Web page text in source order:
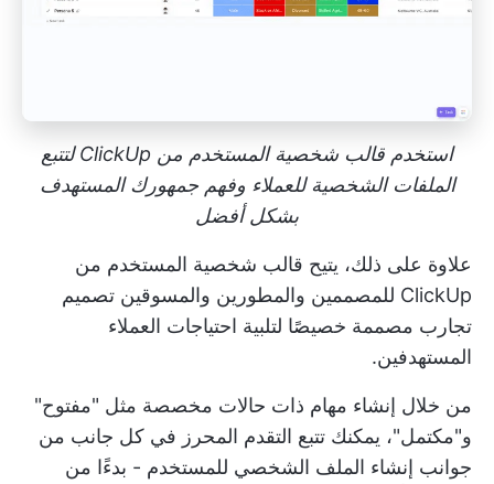
استخدم قالب شخصية المستخدم من ClickUp لتتبع
الملفات الشخصية للعملاء وفهم جمهورك المستهدف
بشكل أفضل
علاوة على ذلك، يتيح قالب شخصية المستخدم من
ClickUp للمصممين والمطورين والمسوقين تصميم
تجارب مصممة خصيصًا لتلبية احتياجات العملاء
المستهدفين.
من خلال إنشاء مهام ذات حالات مخصصة مثل "مفتوح"
و"مكتمل"، يمكنك تتبع التقدم المحرز في كل جانب من
جوانب إنشاء الملف الشخصي للمستخدم - بدءًا من